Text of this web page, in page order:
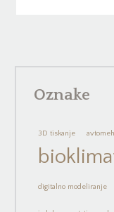
Oznake
3D tiskanje
digitalno modeliranje